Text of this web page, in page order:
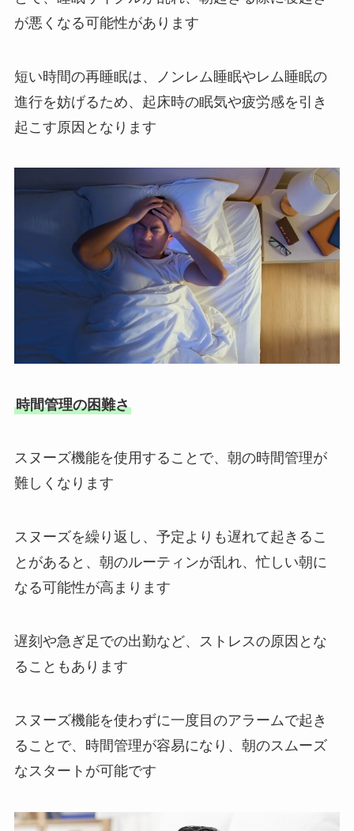
が悪くなる可能性があります
短い時間の再睡眠は、ノンレム睡眠やレム睡眠の
進行を妨げるため、起床時の眠気や疲労感を引き
起こす原因となります
時間管理の困難さ
スヌーズ機能を使用することで、朝の時間管理が
難しくなります
スヌーズを繰り返し、予定よりも遅れて起きるこ
とがあると、朝のルーティンが乱れ、忙しい朝に
なる可能性が高まります
遅刻や急ぎ足での出勤など、ストレスの原因とな
ることもあります
スヌーズ機能を使わずに一度目のアラームで起き
ることで、時間管理が容易になり、朝のスムーズ
なスタートが可能です